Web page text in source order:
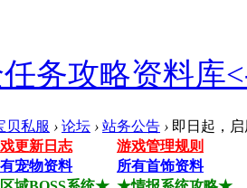
务攻略资料库
贝私服 › 论坛 › 站务公告 › 即日起，
更新日志 游戏管理规则
宠物资料 所有首饰资料